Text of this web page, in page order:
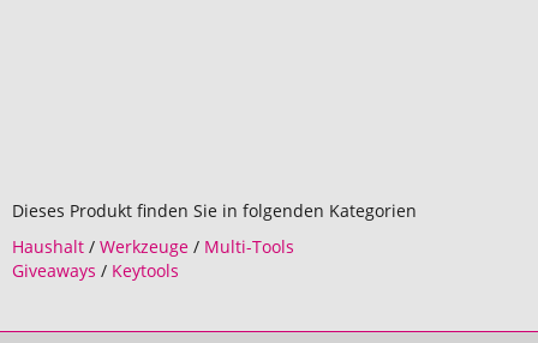
Dieses Produkt finden Sie in folgenden Kategorien
Haushalt / Werkzeuge / Multi-Tools
Giveaways / Keytools